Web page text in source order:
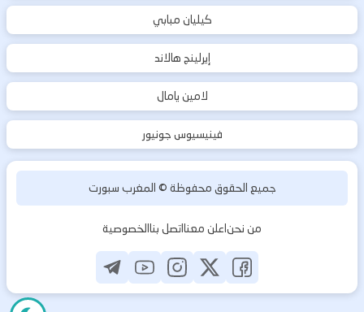
كيليان مبابي
إيرلينج هالاند
لامين يامال
فينيسيوس جونيور
جميع الحقوق محفوظة ©المغرب سبورت
من نحناعلن معنااتصل بناالخصوصية